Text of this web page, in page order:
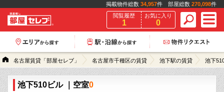
掲載物件総数 34,957件 部屋総数 270,098件
閲覧履歴
1
お気に入り
0
名古屋賃貸「部屋セレブ」 名古屋市千種区の賃貸 池下駅の賃貸 池下
池下510ビル ｜空室0